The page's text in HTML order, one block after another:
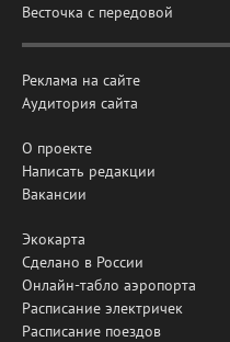
Весточка с передовой
Реклама на сайте
Аудитория сайта
О проекте
Написать редакции
Вакансии
Экокарта
Сделано в России
Онлайн-табло аэропорта
Расписание электричек
Расписание поездов